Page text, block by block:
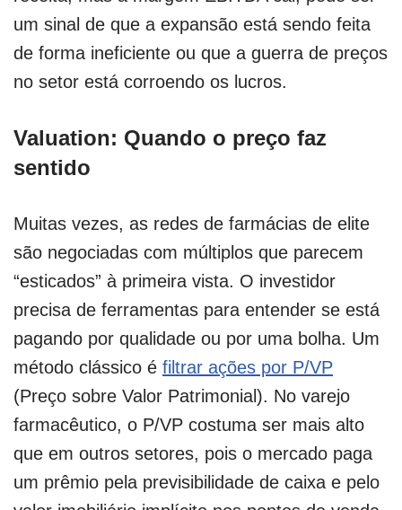
um sinal de que a expansão está sendo feita
de forma ineficiente ou que a guerra de preços
no setor está corroendo os lucros.
Valuation: Quando o preço faz
sentido
Muitas vezes, as redes de farmácias de elite
são negociadas com múltiplos que parecem
“esticados” à primeira vista. O investidor
precisa de ferramentas para entender se está
pagando por qualidade ou por uma bolha. Um
método clássico é filtrar ações por P/VP
(Preço sobre Valor Patrimonial). No varejo
farmacêutico, o P/VP costuma ser mais alto
que em outros setores, pois o mercado paga
um prêmio pela previsibilidade de caixa e pelo